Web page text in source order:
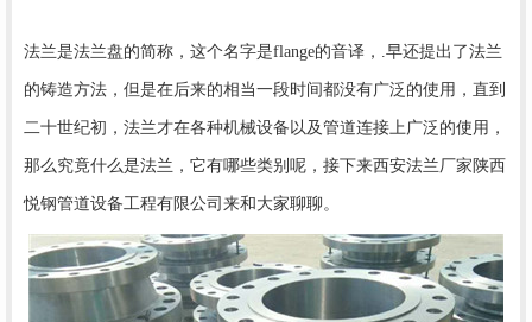
法兰是法兰盘的简称，这个名字是flange的音译，.早还提出了法兰
的铸造方法，但是在后来的相当一段时间都没有广泛的使用，直到
二十世纪初，法兰才在各种机械设备以及管道连接上广泛的使用，
那么究竟什么是法兰，它有哪些类别呢，接下来西安法兰厂家陕西
悦钢管道设备工程有限公司来和大家聊聊。